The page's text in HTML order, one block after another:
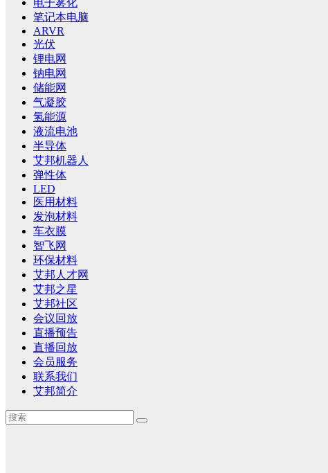
电子雾化
笔记本电脑
ARVR
光伏
锂电网
钠电网
储能网
气凝胶
氢能源
液流电池
半导体
艾邦机器人
弹性体
LED
医用材料
发泡材料
车衣膜
智飞网
环保材料
艾邦人才网
艾邦之星
艾邦社区
会议回放
直播预告
直播回放
会员服务
联系我们
艾邦简介